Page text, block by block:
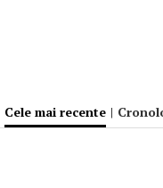
Cele mai recente |